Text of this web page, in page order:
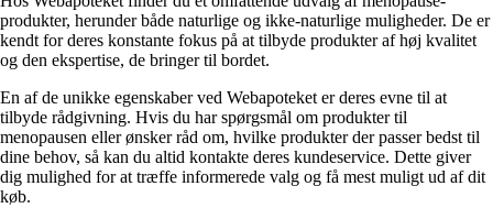
produkter, herunder både naturlige og ikke-naturlige muligheder. De er
kendt for deres konstante fokus på at tilbyde produkter af høj kvalitet
og den ekspertise, de bringer til bordet.
En af de unikke egenskaber ved Webapoteket er deres evne til at
tilbyde rådgivning. Hvis du har spørgsmål om produkter til
menopausen eller ønsker råd om, hvilke produkter der passer bedst til
dine behov, så kan du altid kontakte deres kundeservice. Dette giver
dig mulighed for at træffe informerede valg og få mest muligt ud af dit
køb.